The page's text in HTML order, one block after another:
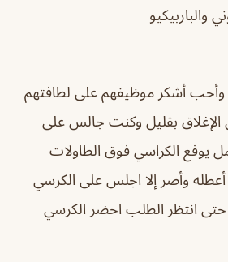
والباربيكيو
أشكر موظيفهم على لطافتهم
بقليل وكنت جالس على
يوفع الكراسي فوق الطاولات
وأصر إلا اجلس على الكرسي
حتى انتظر الطلب احضر الكرسي